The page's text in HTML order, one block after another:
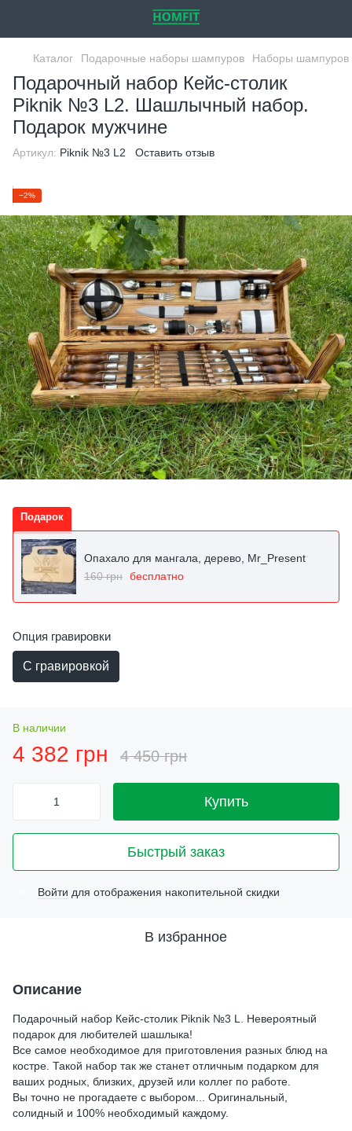
Каталог Подарочные наборы шампуров Наборы шампуров
Подарочный набор Кейс-столик
Piknik №3 L2. Шашлычный набор.
Подарок мужчине
Артикул: Piknik №3 L2 Оставить отзыв
−2%
Подарок
Опахало для мангала, дерево, Mr_Present
160 грн бесплатно
Опция гравировки
С гравировкой
В наличии
4 382 грн 4 450 грн
Купить
Быстрый заказ
Войти для отображения накопительной скидки
В избранное
Описание
Подарочный набор Кейс-столик Piknik №3 L. Невероятный
подарок для любителей шашлыка!
Все самое необходимое для приготовления разных блюд на
костре. Такой набор так же станет отличным подарком для
ваших родных, близких, друзей или коллег по работе.
Вы точно не прогадаете с выбором... Оригинальный,
солидный и 100% необходимый каждому.